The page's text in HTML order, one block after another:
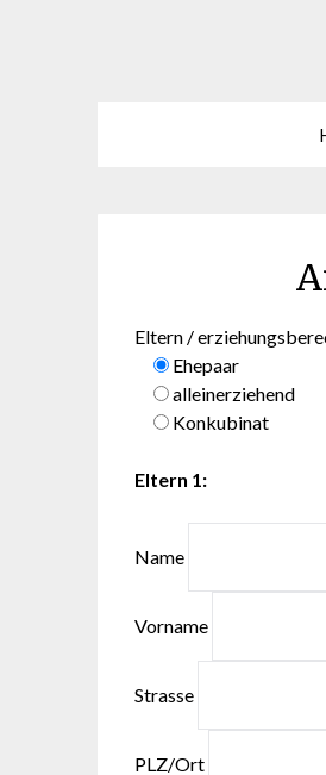
Eltern /
Ehepaar
alleinerziehend
Konkubinat
Eltern 1:
Name
Vorname
Strasse
PLZ/Ort